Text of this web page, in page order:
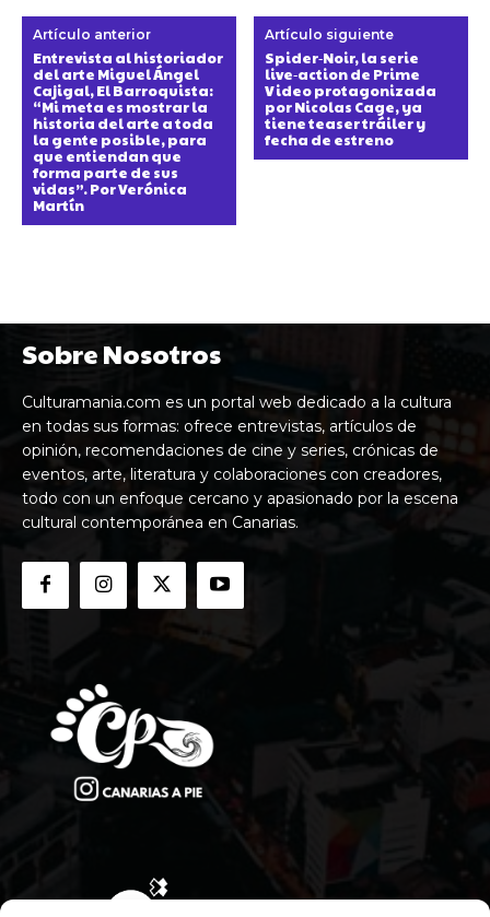
Artículo anterior
Entrevista al historiador
del arte Miguel Ángel
Cajigal, El Barroquista:
“Mi meta es mostrar la
historia del arte a toda
la gente posible, para
que entiendan que
forma parte de sus
vidas”. Por Verónica
Martín
Artículo siguiente
Spider‑Noir, la serie
live‑action de Prime
Video protagonizada
por Nicolas Cage, ya
tiene teaser tráiler y
fecha de estreno
Sobre Nosotros
Culturamania.com es un portal web dedicado a la cultura
en todas sus formas: ofrece entrevistas, artículos de
opinión, recomendaciones de cine y series, crónicas de
eventos, arte, literatura y colaboraciones con creadores,
todo con un enfoque cercano y apasionado por la escena
cultural contemporánea en Canarias.